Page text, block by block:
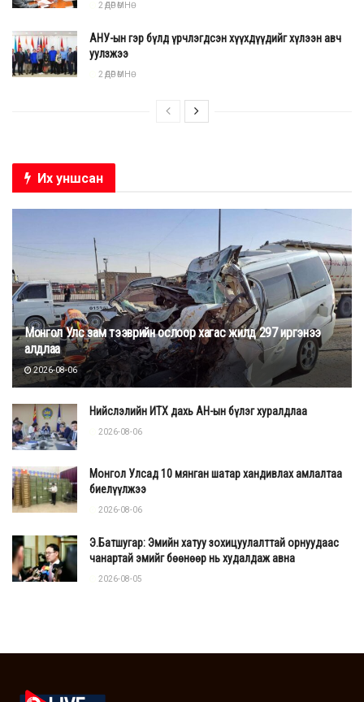
2 ӨДӨР ӨМНӨ
АНУ-ын гэр бүлд үрчлэгдсэн хүүхдүүдийг хүлээн авч
уулзжээ
2 ӨДӨР ӨМНӨ
Их уншсан
Монгол Улс зам тээврийн ослоор хагас жилд 297 иргэнээ
алдлаа
2026-08-06
Нийслэлийн ИТХ дахь АН-ын бүлэг хуралдлаа
2026-08-06
Монгол Улсад 10 мянган шатар хандивлах амлалтаа
биелүүлжээ
2026-08-06
Э.Батшугар: Эмийн хатуу зохицуулалттай орнуудаас
чанартай эмийг бөөнөөр нь худалдаж авна
2026-08-05